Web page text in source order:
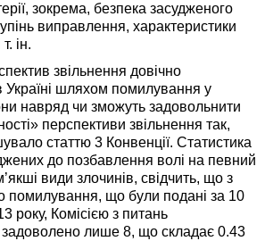
зокрема, безпека засудженого
виправлення, характеристики
ін.
звільнення довічно
Україні шляхом помилування у
навряд чи зможуть задовольнити
перспективи звільнення так,
статтю 3 Конвенції. Статистика
до позбавлення волі на певний
види злочинів, свідчить, що з
помилування, що були подані за 10
року, Комісією з питань
лише 8, що складає 0.43